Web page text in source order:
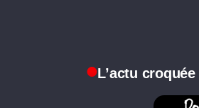
L’actu